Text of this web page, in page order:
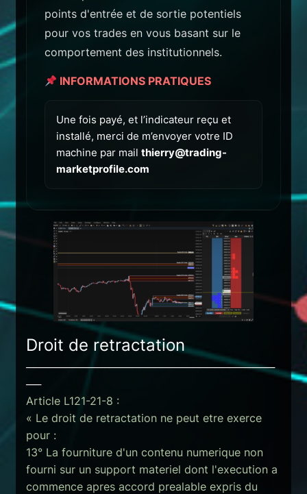
points d'entrée et de sortie potentiels
pour vos trades en vous basant sur le
comportement des institutionnels.
INFORMATIONS PRATIQUES
Une fois payé, et l’indicateur reçu et
installé, merci de m’envoyer votre ID
machine par mail thierry@trading-
marketprofile.com
Droit de retractation
─────────────────────────────────
──
Article L121-21-8 :
« Le droit de retractation ne peut etre exerce
pour :
13° La fourniture d'un contenu numerique non
fourni sur un support materiel dont l'execution a
commence apres accord prealable expris du